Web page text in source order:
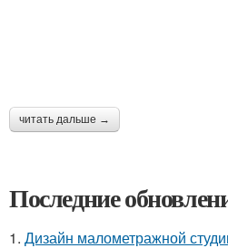
читать дальше →
Последние
1. Дизайн малометражной